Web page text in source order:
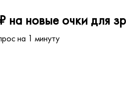
новые очки для
на 1 минуту